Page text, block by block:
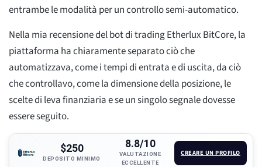
entrambe le modalità per un controllo semi-automatico.
Nella mia recensione del bot di trading Etherlux BitCore, la
piattaforma ha chiaramente separato ciò che
automatizzava, come i tempi di entrata e di uscita, da ciò
che controllavo, come la dimensione della posizione, le
scelte di leva finanziaria e se un singolo segnale dovesse
essere seguito.
$250
DEPOSITO MINIMO
8.8/10
VALUTAZIONE
ECCELLENTE
CREARE UN PROFILO